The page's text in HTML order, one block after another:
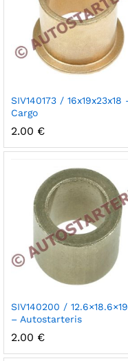
SIV140173 / 16x19x23x18
Cargo
2.00 €
SIV140200 /
– Autostarteris
2.00 €